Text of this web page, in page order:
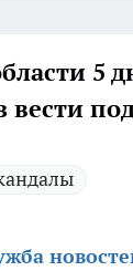
5
вести